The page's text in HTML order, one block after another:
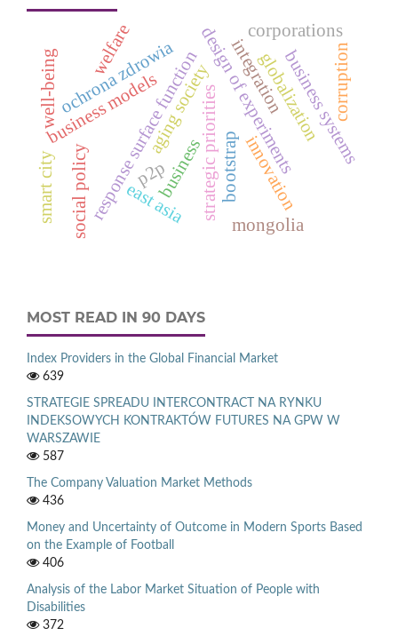
design of experiments
response surface function bootstrap
ochrona zdrowia integration
business
globalization
corporations
business systems
innovation
business models strategic priorities
aging society
east asia
social policy
welfare
well-being
mongolia
smart city p2p
corruption
MOST READ IN 90 DAYS
Index Providers in the Global Financial Market
639
STRATEGIE SPREADU INTERCONTRACT NA RYNKU
INDEKSOWYCH KONTRAKTÓW FUTURES NA GPW W
WARSZAWIE
587
The Company Valuation Market Methods
436
Money and Uncertainty of Outcome in Modern Sports Based
on the Example of Football
406
Analysis of the Labor Market Situation of People with
Disabilities
372